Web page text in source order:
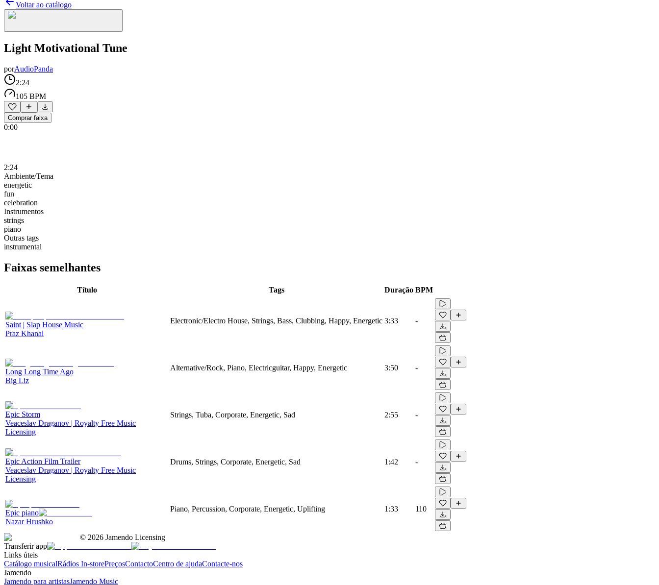
Voltar ao catálogo
Light Motivational Tune
porAudioPanda
2:24
105 BPM
Comprar faixa
0:00
2:24
Ambiente/Tema
energetic
fun
celebration
Instrumentos
strings
piano
Outras tags
instrumental
Faixas semelhantes
Título Tags Duração BPM
Saint | Slap House Music
Praz Khanal
Electronic/Electro House, Strings, Bass, Clubbing, Happy, Energetic 3:33 -
Long Long Time Ago
Big Liz
Alternative/Rock, Piano, Electricguitar, Happy, Energetic 3:50 -
Epic Storm
Veaceslav Draganov | Royalty Free Music
Licensing
Strings, Tuba, Corporate, Energetic, Sad 2:55 -
Epic Action Film Trailer
Veaceslav Draganov | Royalty Free Music
Licensing
Drums, Strings, Corporate, Energetic, Sad 1:42 -
Epic piano
Nazar Hrushko
Piano, Percussion, Corporate, Energetic, Uplifting 1:33 110
© 2026 Jamendo Licensing
Transferir app
Links úteis
Catálogo musicalRádios In-storePreçosContactoCentro de ajudaContacte-nos
Jamendo
Jamendo para artistasJamendo Music